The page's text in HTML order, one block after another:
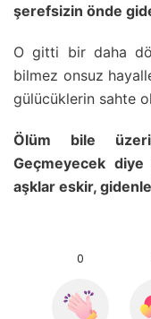
şerefsizin önde
O gitti bir daha
bilmez onsuz
gülücüklerin sahte
Ölüm bile
Geçmeyecek diye
aşklar eskir,
0